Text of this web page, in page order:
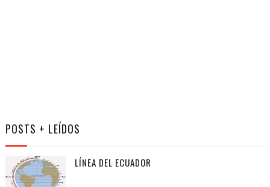
POSTS + LEÍDOS
LÍNEA DEL ECUADOR